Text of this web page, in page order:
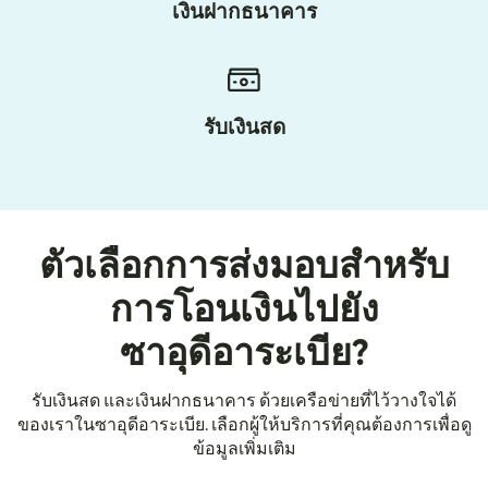
เงินฝากธนาคาร
รับเงินสด
ตัวเลือกการส่งมอบสำหรับ
การโอนเงินไปยัง
ซาอุดีอาระเบีย?
รับเงินสด และเงินฝากธนาคาร ด้วยเครือข่ายที่ไว้วางใจได้
ของเราในซาอุดีอาระเบีย. เลือกผู้ให้บริการที่คุณต้องการเพื่อดู
ข้อมูลเพิ่มเติม